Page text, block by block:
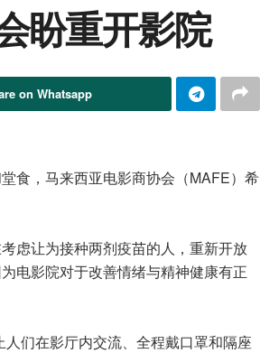
盼重开影院
on Whatsapp
食，马来西亚电影商协会（MAFE）希
虑让为接种两剂疫苗的人，重新开放
电影院对于改善情绪与精神健康有正
们在影厅内交流、全程戴口罩和隔座